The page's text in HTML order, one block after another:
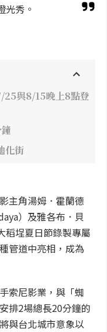
秀。
與8/15晚上8點登
化街
主角湯姆．霍蘭德
）及雅各布．貝
埕夏日節錄製專屬
管道中亮相，成為
索尼影業，與「蜘
排2場總長20分鐘的
與台北城市意象以